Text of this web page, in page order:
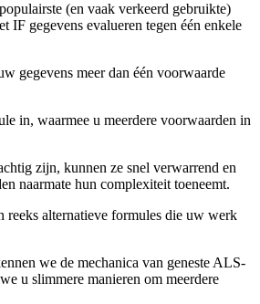
(en vaak verkeerd gebruikte)
IF gegevens evalueren tegen één enkele
gegevens meer dan één voorwaarde
in, waarmee u meerdere voorwaarden in
zijn, kunnen ze snel verwarrend en
naarmate hun complexiteit toeneemt.
reeks alternatieve formules die uw werk
we de mechanica van geneste ALS-
u slimmere manieren om meerdere